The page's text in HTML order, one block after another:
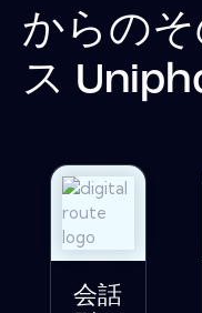
からの
ス
会話